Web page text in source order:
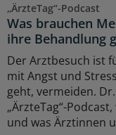
„ÄrzteTag“-Podcast
Was brauchen
ihre Behandlung
Der Arztbesuch ist
mit Angst und
geht, vermeiden.
„ÄrzteTag“-
und was Ärztinnen